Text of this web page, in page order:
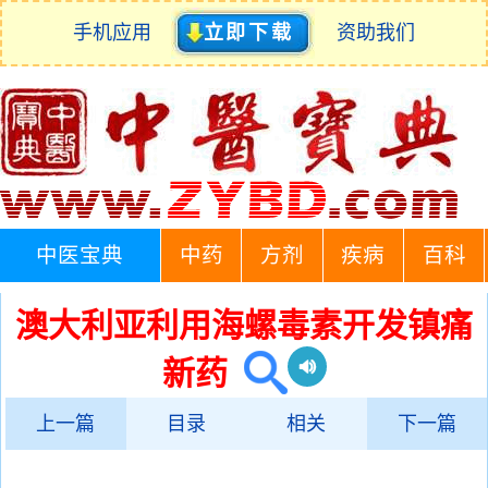
手机应用 立即下载 资助我们
中医宝典 中药 方剂 疾病 百科
澳大利亚利用海螺毒素开发镇痛
新药
上一篇 目录 相关 下一篇